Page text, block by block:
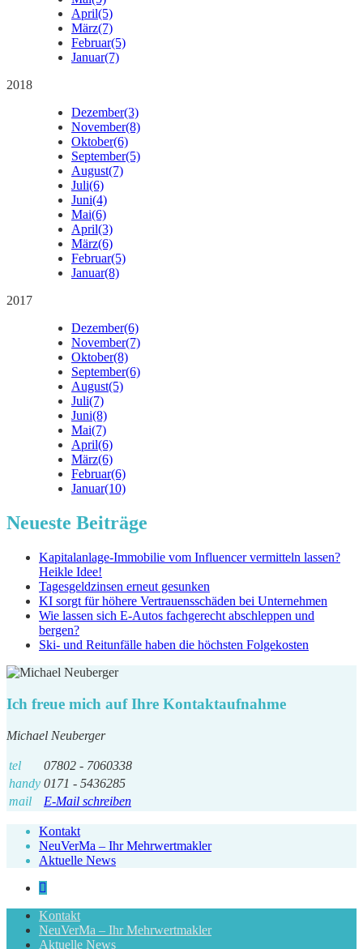
April(5)
März(7)
Februar(5)
Januar(7)
2018
Dezember(3)
November(8)
Oktober(6)
September(5)
August(7)
Juli(6)
Juni(4)
Mai(6)
April(3)
März(6)
Februar(5)
Januar(8)
2017
Dezember(6)
November(7)
Oktober(8)
September(6)
August(5)
Juli(7)
Juni(8)
Mai(7)
April(6)
März(6)
Februar(6)
Januar(10)
Neueste Beiträge
Kapitalanlage-Immobilie vom Influencer vermitteln lassen?
Heikle Idee!
Tagesgeldzinsen erneut gesunken
KI sorgt für höhere Vertrauensschäden bei Unternehmen
Wie lassen sich E-Autos fachgerecht abschleppen und
bergen?
Ski- und Reitunfälle haben die höchsten Folgekosten
Ich freue mich auf Ihre Kontaktaufnahme
Michael Neuberger
tel
07802 - 7060338
handy 0171 - 5436285
mail
E-Mail schreiben
Kontakt
NeuVerMa – Ihr Mehrwertmakler
Aktuelle News
Kontakt
NeuVerMa – Ihr Mehrwertmakler
Aktuelle News